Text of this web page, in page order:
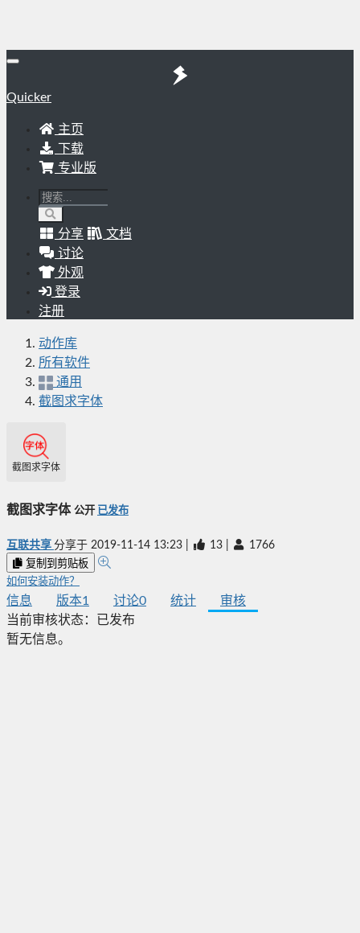
Quicker
主页
下载
专业版
分享
文档
讨论
外观
登录
注册
动作库
所有软件
通用
截图求字体
截图求字体
截图求字体 公开 已发布
互联共享 分享于 2019-11-14 13:23 13 1766
复制到剪贴板
如何安装动作？
信息 版本1 讨论0 统计
审核
当前审核状态：
已发布
暂无信息。